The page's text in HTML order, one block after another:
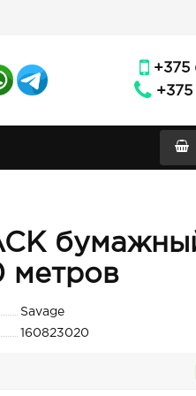
+375
метров
Savage
160823020